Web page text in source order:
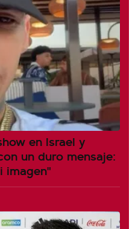
en Israel y
un duro mensaje:
imagen"